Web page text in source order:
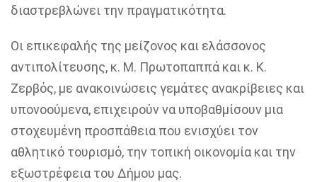
διαστρεβλώνει την πραγματικότητα.
Οι επικεφαλής της μείζονος και ελάσσονος
αντιπολίτευσης, κ. Μ. Πρωτοπαππά και κ. Κ.
Ζερβός, με ανακοινώσεις γεμάτες ανακρίβειες και
υπονοούμενα, επιχειρούν να υποβαθμίσουν μια
στοχευμένη προσπάθεια που ενισχύει τον
αθλητικό τουρισμό, την τοπική οικονομία και την
εξωστρέφεια του Δήμου μας.